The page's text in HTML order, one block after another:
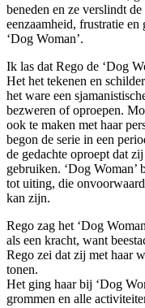
beneden en ze verslindt
eenzaamheid, frustratie en
‘Dog Woman’.
Ik las dat Rego de ‘Dog
Het het tekenen en
het ware een
bezweren of oproepen.
ook te maken met haar
begon de serie in een
de gedachte oproept dat
gebruiken. ‘Dog Woman’
tot uiting, die
kan zijn.
Rego zag het ‘Dog
als een kracht, want
Rego zei dat zij met haar
tonen.
Het ging haar bij ‘Dog
grommen en alle